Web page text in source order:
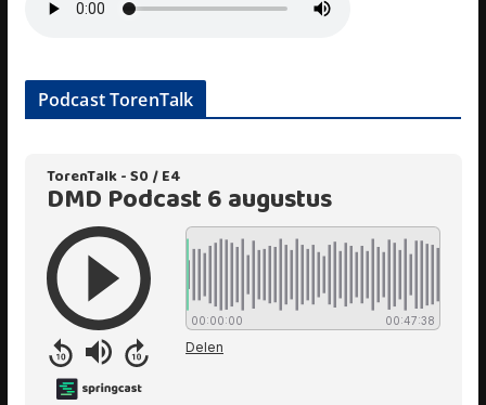
Podcast TorenTalk